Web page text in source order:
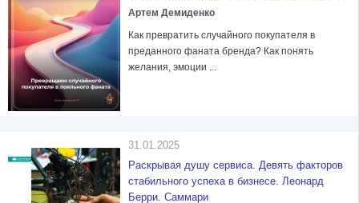
Артем Демиденко
Как превратить случайного покупателя в
преданного фаната бренда? Как понять
желания, эмоции ...
31.01.2025
Раскрывая душу сервиса. Девять факторов
стабильного успеха в бизнесе. Леонард
Берри. Саммари